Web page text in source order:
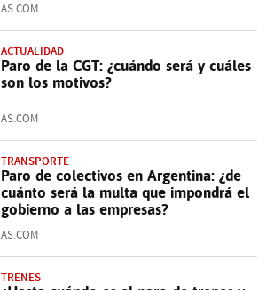
AS.COM
ACTUALIDAD
Paro de la CGT: ¿cuándo será y cuáles
son los motivos?
AS.COM
TRANSPORTE
Paro de colectivos en Argentina: ¿de
cuánto será la multa que impondrá el
gobierno a las empresas?
AS.COM
TRENES